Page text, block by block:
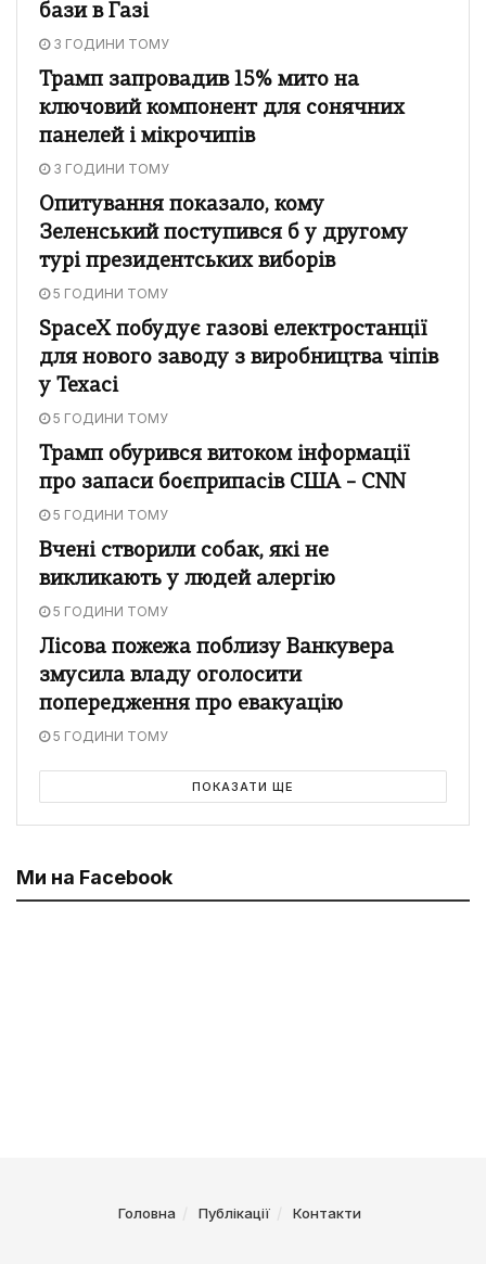
бази в Газі
3 ГОДИНИ ТОМУ
Трамп запровадив 15% мито на
ключовий компонент для сонячних
панелей і мікрочипів
3 ГОДИНИ ТОМУ
Опитування показало, кому
Зеленський поступився б у другому
турі президентських виборів
5 ГОДИНИ ТОМУ
SpaceX побудує газові електростанції
для нового заводу з виробництва чіпів
у Техасі
5 ГОДИНИ ТОМУ
Трамп обурився витоком інформації
про запаси боєприпасів США – CNN
5 ГОДИНИ ТОМУ
Вчені створили собак, які не
викликають у людей алергію
5 ГОДИНИ ТОМУ
Лісова пожежа поблизу Ванкувера
змусила владу оголосити
попередження про евакуацію
5 ГОДИНИ ТОМУ
ПОКАЗАТИ ЩЕ
Ми на Facebook
Головна Публікації Контакти